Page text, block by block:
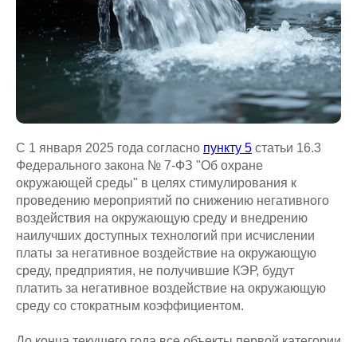
С 1 января 2025 года согласно пункту 5 статьи 16.3
Федерального закона № 7-ФЗ "Об охране
окружающей среды" в целях стимулирования к
проведению мероприятий по снижению негативного
воздействия на окружающую среду и внедрению
наилучших доступных технологий при исчислении
платы за негативное воздействие на окружающую
среду, предприятия, не получившие КЭР, будут
платить за негативное воздействие на окружающую
среду со стократным коэффициентом.